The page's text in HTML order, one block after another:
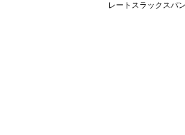
レートスラックスパ